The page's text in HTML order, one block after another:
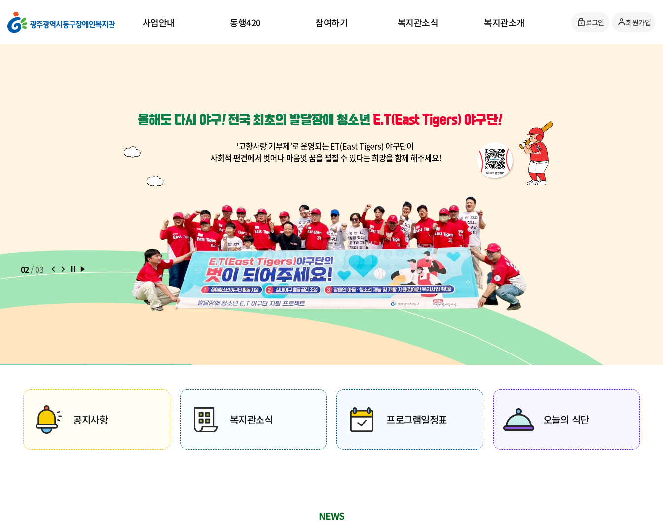
사업안내 동행420 참여하기 복지관소식 복지관소개 로그인 회원가입
02/03 이전 슬라이드
다음 슬라이드
슬라이드 정지
슬라이드 재생
공지사항 복지관소식 프로그램일정표 오늘의 식단
NEWS